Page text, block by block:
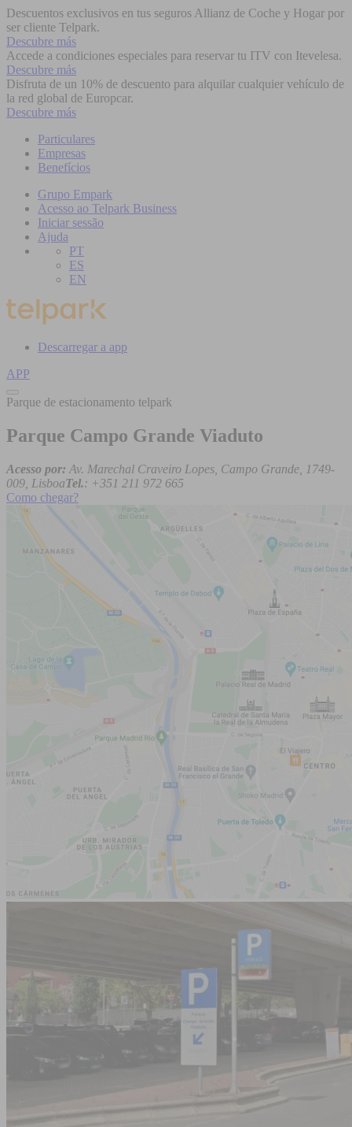
Descuentos exclusivos en tus seguros Allianz de Coche y Hogar por
ser cliente Telpark.
Descubre más
Accede a condiciones especiales para reservar tu ITV con Itevelesa.
Descubre más
Disfruta de un 10% de descuento para alquilar cualquier vehículo de
la red global de Europcar.
Descubre más
Particulares
Empresas
Benefícios
Grupo Empark
Acesso ao Telpark Business
Iniciar sessão
Ajuda
PT
ES
EN
Descarregar a app
APP
Parque de estacionamento telpark
Parque Campo Grande Viaduto
Acesso por: Av. Marechal Craveiro Lopes, Campo Grande, 1749-
009, LisboaTel.: +351 211 972 665
Como chegar?